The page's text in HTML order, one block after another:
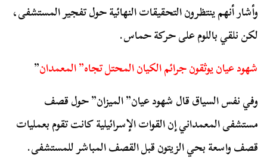
وأشار أنهم ينتظرون التحقيقات النهائية حول تفجير المستشفى،
لكن نلقي باللوم على حركة حماس.
شهود عيان يوثقون جرائم الكيان المحتل تجاه” المعمدان”
وفي نفس السياق قال شهود عيان” الميزان” حول قصف
مستشفى المعمداني إن القوات الإسرائيلية كانت تقوم بعمليات
قصف واسعة بحي الزيتون قبل القصف المباشر للمستشفى.